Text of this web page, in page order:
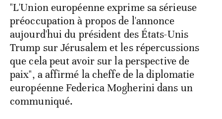
"L'Union européenne exprime sa sérieuse
préoccupation à propos de l'annonce
aujourd'hui du président des États-Unis
Trump sur Jérusalem et les répercussions
que cela peut avoir sur la perspective de
paix", a affirmé la cheffe de la diplomatie
européenne Federica Mogherini dans un
communiqué.